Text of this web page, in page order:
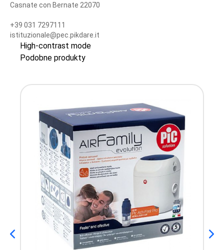
Casnate con Bernate 22070
+39 031 7297111
istituzionale@pec.pikdare.it
High-contrast mode
Podobne produkty